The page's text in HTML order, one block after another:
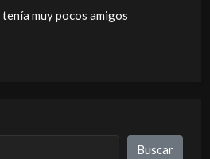
muy pocos amigos
Buscar